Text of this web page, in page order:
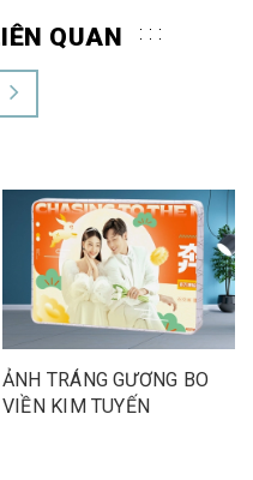
QUAN
ẢNH TRÁNG GƯƠNG BO
VIỀN KIM TUYẾN